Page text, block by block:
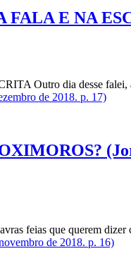
E NA
Outro dia desse falei,
de 2018. p. 17)
feias que querem dizer
de 2018. p. 16)